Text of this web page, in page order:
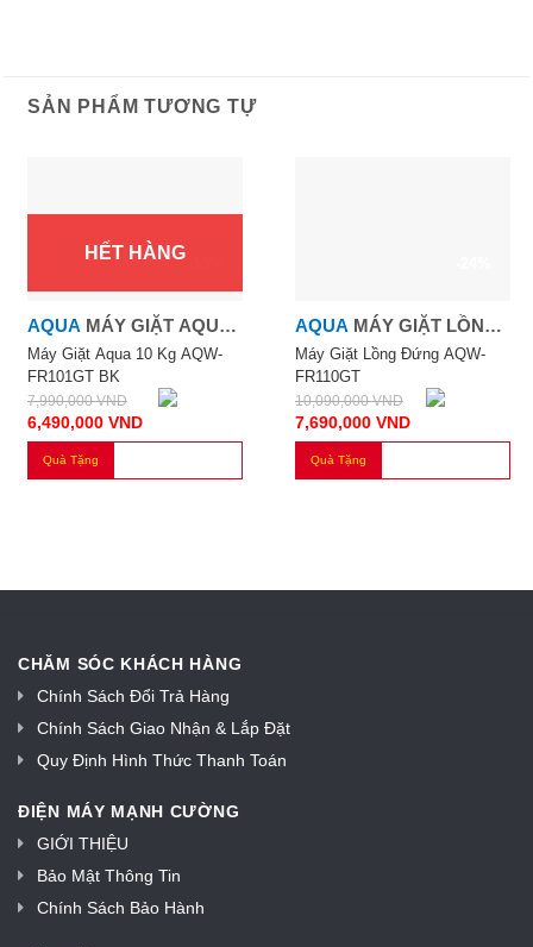
SẢN PHẨM TƯƠNG TỰ
HẾT HÀNG
AQUA MÁY GIẶT AQUA
10 KG AQW-FR101GT BK
Máy Giặt Aqua 10 Kg AQW-
FR101GT BK
7,990,000VND
6,490,000 VND
Quà Tặng
AQUA MÁY GIẶT LỒNG
ĐỨNG 11.0KG
Máy Giặt Lồng Đứng AQW-
FR110GT
10,090,000VND
7,690,000 VND
Quà Tặng
CHĂM SÓC KHÁCH HÀNG
Chính Sách Đổi Trả Hàng
Chính Sách Giao Nhận & Lắp Đặt
Quy Định Hình Thức Thanh Toán
ĐIỆN MÁY MẠNH CƯỜNG
GIỚI THIỆU
Bảo Mật Thông Tin
Chính Sách Bảo Hành